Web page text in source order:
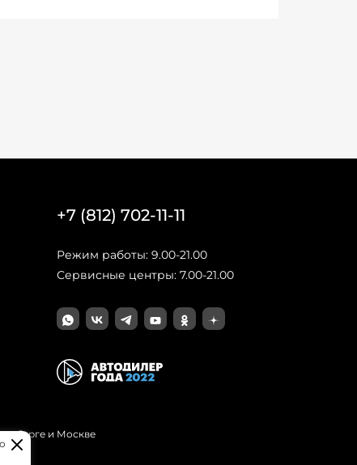
+7 (812) 702-11-11
Режим работы: 9.00-21.00
Сервисные центры: 7.00-21.00
и Москве